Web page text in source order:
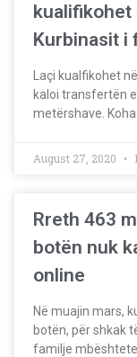
kualifikohet
Kurbinasit i
Laçi kualfikohet
kaloi transfertën
metërshave.
August 27, 2020
Rreth 463
botën nuk
online
Në muajin mars,
botën, për shkak
familje